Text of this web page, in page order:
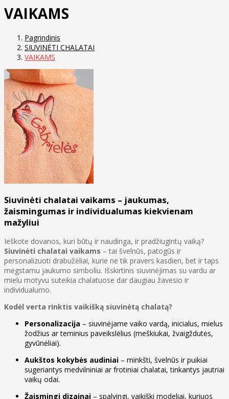
VAIKAMS
Pagrindinis
SIUVINĖTI CHALATAI
VAIKAMS
Siuvinėti chalatai vaikams – jaukumas,
žaismingumas ir individualumas kiekvienam
mažyliui
Ieškote dovanos, kuri būtų ir naudinga, ir pradžiugintų vaiką?
Siuvinėti chalatai vaikams – tai švelnūs, patogūs ir
personalizuoti drabužėliai, kurie ne tik pravers kasdien, bet ir taps
mėgstamu jaukumo simboliu. Išskirtinis siuvinėjimas su vardu ar
mielu motyvu suteikia chalatuose dar daugiau žavesio ir
individualumo.
Kodėl verta rinktis vaikišką siuvinėtą chalatą?
Personalizacija – siuvinėjame vaiko vardą, inicialus, mielus
žodžius ar teminius paveikslėlius (meškiukai, žvaigždutės,
gyvūnėliai).
Aukštos kokybės audiniai – minkšti, švelnūs ir puikiai
sugeriantys medvilniniai ar frotiniai chalatai, tinkantys jautriai
vaikų odai.
Žaismingi dizainai – spalvingi, vaikiški modeliai, kuriuos